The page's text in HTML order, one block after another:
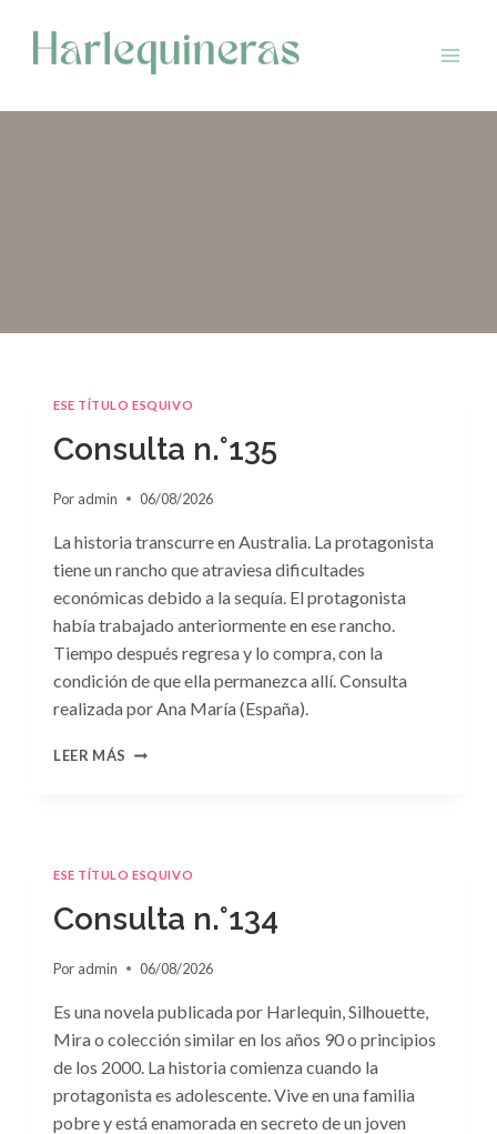
contenido
ESE TÍTULO ESQUIVO
Consulta n.°135
Por admin 06/08/2026
La historia transcurre en Australia. La protagonista
tiene un rancho que atraviesa dificultades
económicas debido a la sequía. El protagonista
había trabajado anteriormente en ese rancho.
Tiempo después regresa y lo compra, con la
condición de que ella permanezca allí. Consulta
realizada por Ana María (España).
LEER MÁS CONSULTA
ESE TÍTULO ESQUIVO
Consulta n.°134
Por admin 06/08/2026
Es una novela publicada por Harlequin, Silhouette,
Mira o colección similar en los años 90 o principios
de los 2000. La historia comienza cuando la
protagonista es adolescente. Vive en una familia
pobre y está enamorada en secreto de un joven